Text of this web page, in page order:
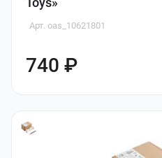
Арт. oas_10621801
740 ₽